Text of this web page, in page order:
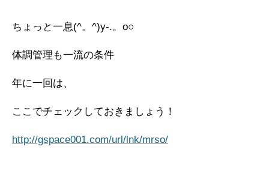
ちょっと一息(^。^)y-.。o○
体調管理も一流の条件
年に一回は、
ここでチェックしておきましょう！
http://gspace001.com/url/lnk/mrso/